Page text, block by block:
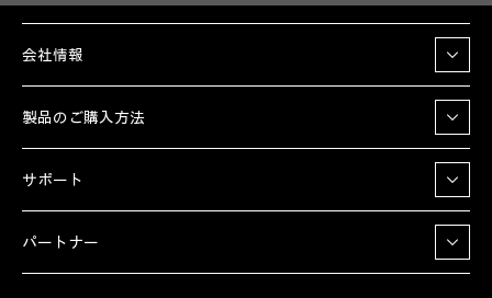
会社情報
製品のご購入方法
サポート
パートナー